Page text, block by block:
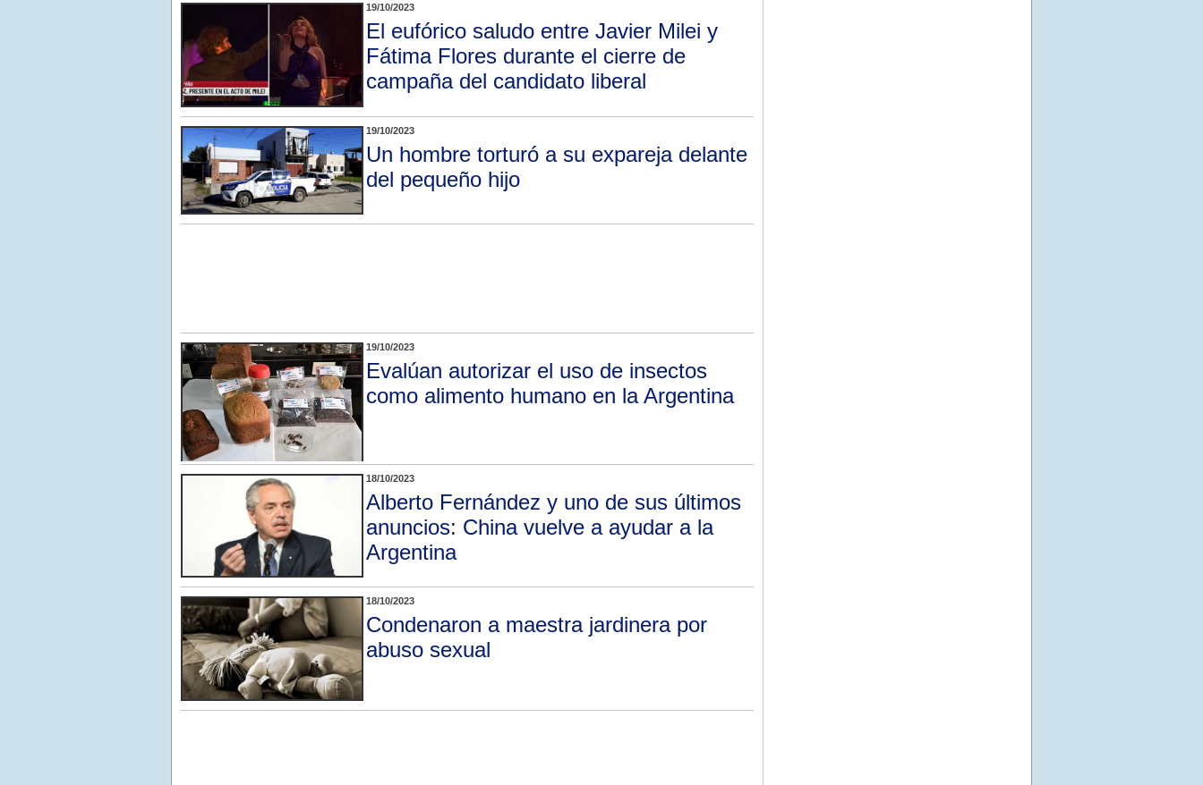
19/10/2023
El eufórico saludo entre Javier Milei y
Fátima Flores durante el cierre de
campaña del candidato liberal
19/10/2023
Un hombre torturó a su expareja delante
del pequeño hijo
19/10/2023
Evalúan autorizar el uso de insectos
como alimento humano en la Argentina
18/10/2023
Alberto Fernández y uno de sus últimos
anuncios: China vuelve a ayudar a la
Argentina
18/10/2023
Condenaron a maestra jardinera por
abuso sexual